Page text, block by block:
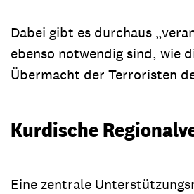
Dabei gibt es durchaus
ebenso notwendig sind, wie
Übermacht der Terroristen
Kurdische
Eine zentrale